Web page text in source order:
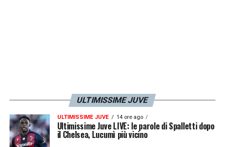
molto. Quando la Juve vorrà, ci chiamerà e
ne parleremo…».
LA PLAYLIST DELLE NOSTRE TOP NEWS
ULTIMISSIME JUVE
ULTIMISSIME JUVE 14 ore ago
Ultimissime Juve LIVE: le parole di Spalletti dopo
il Chelsea, Lucumì più vicino